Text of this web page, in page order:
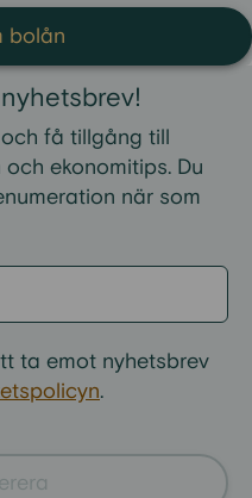
bolån
få tillgång till
ekonomitips. Du
när som
ta emot nyhetsbrev
.